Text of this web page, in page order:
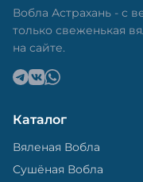
Вобла Астрахань - с
только свеженькая
на сайте.
Каталог
Вяленая Вобла
Сушёная Вобла